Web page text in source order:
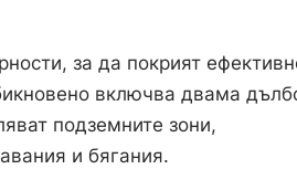
за да покрият
включва двама
подземните зони,
и бягания.